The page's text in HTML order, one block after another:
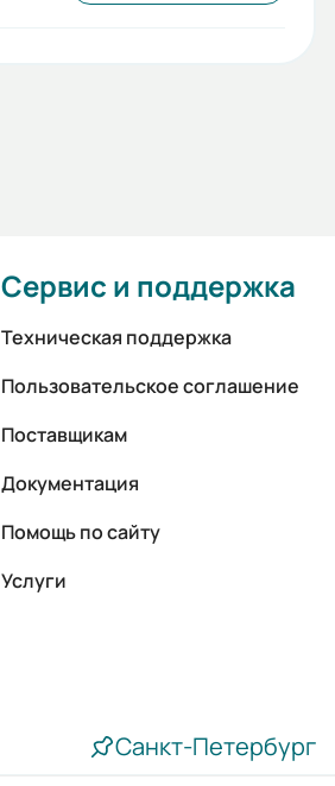
Сервис и поддержка
Техническая поддержка
Пользовательское соглашение
Поставщикам
Документация
Помощь по сайту
Услуги
Санкт-Петербург